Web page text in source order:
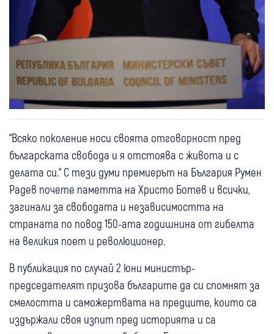
“Всяко поколение носи своята отговорност пред
българската свобода и я отстоява с живота и с
делата си.“ С тези думи премиерът на България Румен
Радев почете паметта на Христо Ботев и всички,
загинали за свободата и независимостта на
страната по повод 150-ата годишнина от гибелта
на великия поет и революционер.
В публикация по случай 2 юни министър-
председателят призова българите да си спомнят за
смелостта и саможертвата на предците, които са
издържали своя изпит пред историята и са